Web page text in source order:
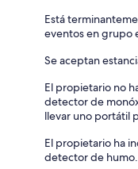
Está
eventos en grupo
Se aceptan
El propietario no
detector de
llevar uno portátil
El propietario ha
detector de humo.